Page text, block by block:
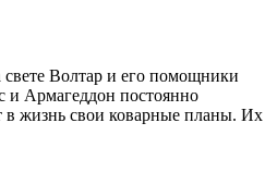
Волтар и его помощники
Армагеддон постоянно
жизнь свои коварные планы. Их